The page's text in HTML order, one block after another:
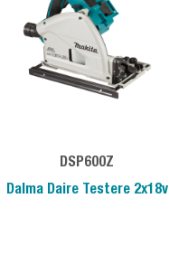
DSP600Z
Dalma Daire Testere 2x18v